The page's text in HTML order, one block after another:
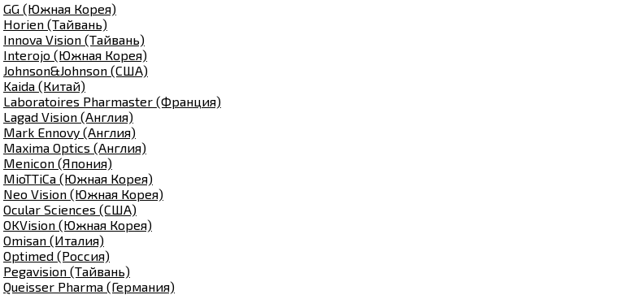
GG (Южная Корея)
Horien (Тайвань)
Innova Vision (Тайвань)
Interojo (Южная Корея)
Johnson&Johnson (США)
Kaida (Китай)
Laboratoires Pharmaster (Франция)
Lagad Vision (Англия)
Mark Ennovy (Англия)
Maxima Optics (Англия)
Menicon (Япония)
MioTTiCa (Южная Корея)
Neo Vision (Южная Корея)
Ocular Sciences (США)
OKVision (Южная Корея)
Omisan (Италия)
Optimed (Россия)
Pegavision (Тайвань)
Queisser Pharma (Германия)